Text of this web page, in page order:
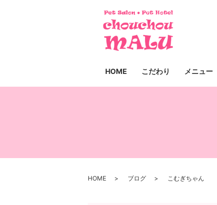
HOME こだわり メニュー
HOME ブログ こむぎちゃん